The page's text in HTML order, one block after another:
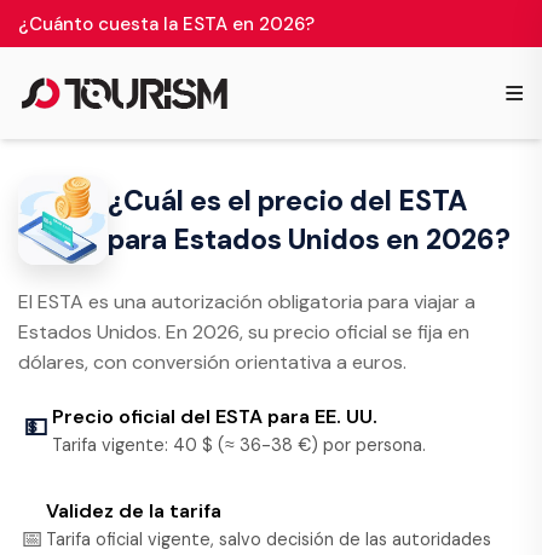
¿Cuánto cuesta la ESTA en 2026?
≡
¿Cuál es el precio del ESTA
para Estados Unidos en 2026?
El ESTA es una autorización obligatoria para viajar a
Estados Unidos. En 2026, su precio oficial se fija en
dólares, con conversión orientativa a euros.
💵 Precio oficial del ESTA para EE. UU.
Tarifa vigente: 40 $ (≈ 36-38 €) por persona.
📅
Validez de la tarifa
Tarifa oficial vigente, salvo decisión de las autoridades